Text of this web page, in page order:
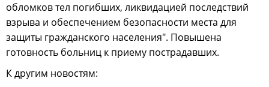
обломков тел погибших, ликвидацией последствий
взрыва и обеспечением безопасности места для
защиты гражданского населения". Повышена
готовность больниц к приему пострадавших.
К другим новостям: